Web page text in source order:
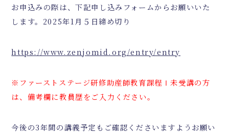
お申込みの際は、下記申し込みフォームからお願いいた
します。2025年1月５日締め切り
https://www.zenjomid.org/entry/entry
※ファーストステージ研修助産師教育課程Ⅰ未受講の方
は、備考欄に教員歴をご入力ください。
今後の3年間の講義予定もご確認くださいますようお願い